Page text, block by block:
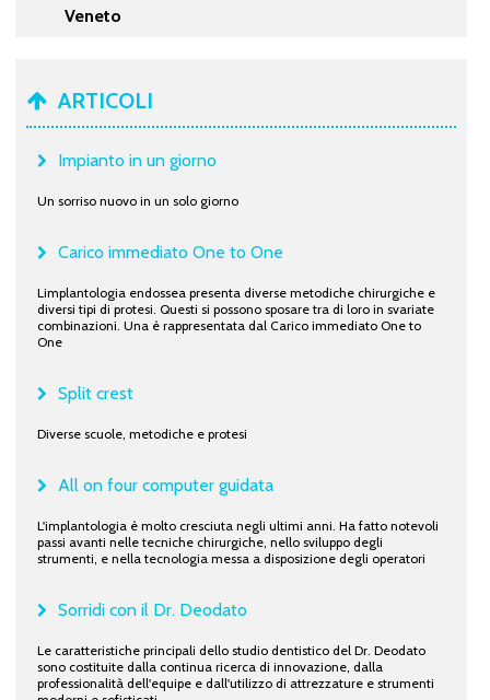
Veneto
ARTICOLI
Impianto in un giorno
Un sorriso nuovo in un solo giorno
Carico immediato One to One
Limplantologia endossea presenta diverse metodiche chirurgiche e
diversi tipi di protesi. Questi si possono sposare tra di loro in svariate
combinazioni. Una è rappresentata dal Carico immediato One to
One
Split crest
Diverse scuole, metodiche e protesi
All on four computer guidata
L'implantologia è molto cresciuta negli ultimi anni. Ha fatto notevoli
passi avanti nelle tecniche chirurgiche, nello sviluppo degli
strumenti, e nella tecnologia messa a disposizione degli operatori
Sorridi con il Dr. Deodato
Le caratteristiche principali dello studio dentistico del Dr. Deodato
sono costituite dalla continua ricerca di innovazione, dalla
professionalità dell'equipe e dall'utilizzo di attrezzature e strumenti